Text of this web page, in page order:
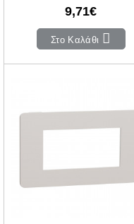
9,71€
Στο Καλάθι